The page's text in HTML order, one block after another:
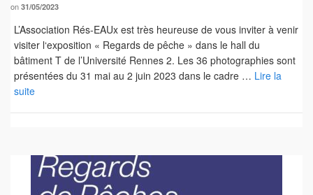
on 31/05/2023
L’Association Rés-EAUx est très heureuse de vous inviter à venir
visiter l‘exposition « Regards de pêche » dans le hall du
bâtiment T de l’Université Rennes 2. Les 36 photographies sont
présentées du 31 mai au 2 juin 2023 dans le cadre … Lire la
suite